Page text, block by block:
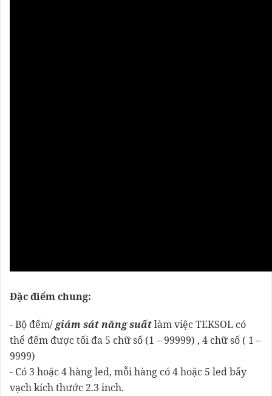
Đặc điểm chung:
- Bộ đếm/giám sát năng suấtlàm việc TEKSOL có
thể đếm được tối đa 5 chữ số (1 – 99999) , 4 chữ số ( 1 –
9999)
- Có 3 hoặc 4 hàng led, mỗi hàng có 4 hoặc 5 led bẩy
vạch kích thước 2.3 inch.